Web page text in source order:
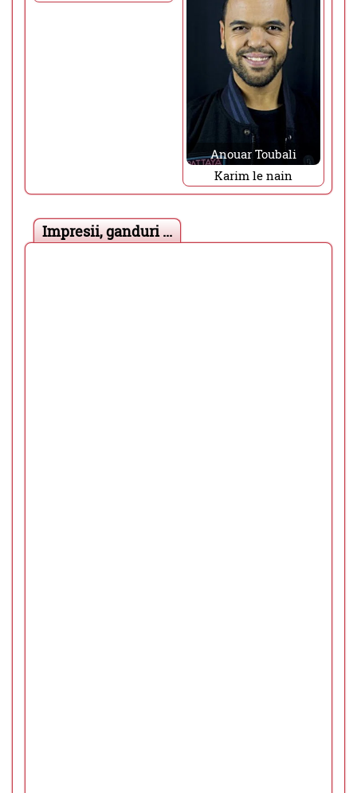
Anouar Toubali
Karim le nain
Impresii, ganduri ...